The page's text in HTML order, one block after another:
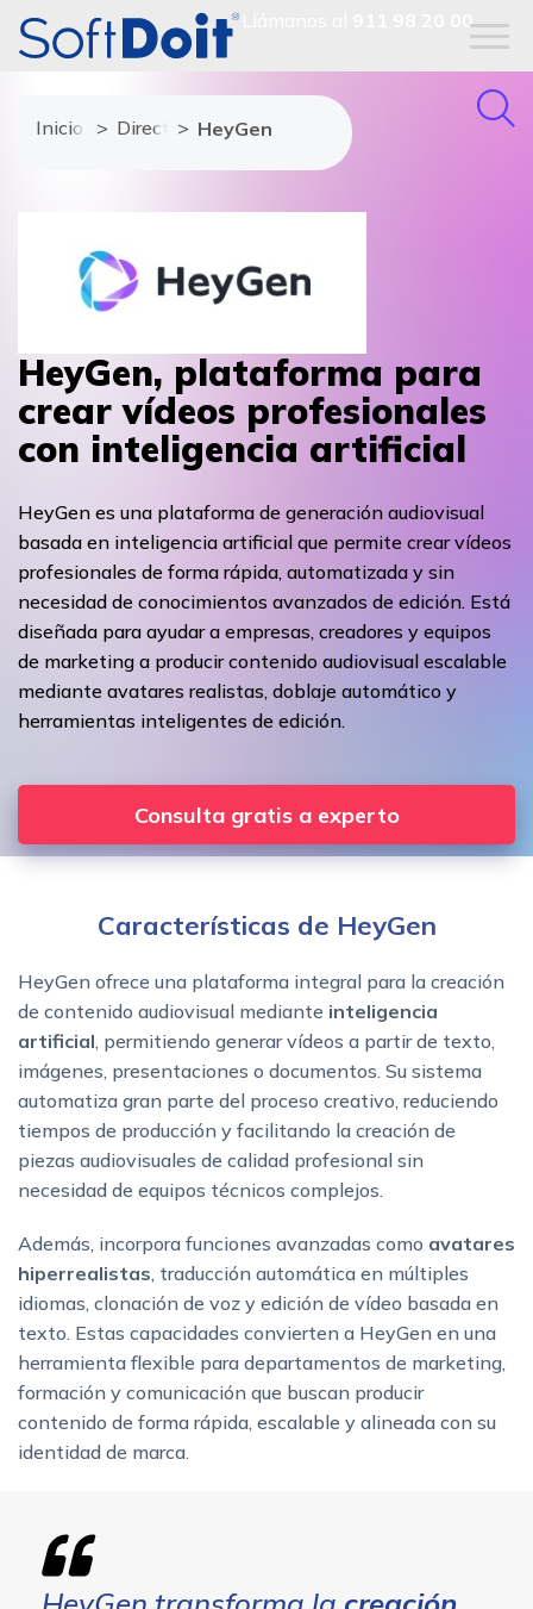
911 98 20 00
Inicio Directorio de proveedores
HeyGen
HeyGen, plataforma para
crear vídeos profesionales
con inteligencia artificial
HeyGen es una plataforma de generación audiovisual
basada en inteligencia artificial que permite crear vídeos
profesionales de forma rápida, automatizada y sin
necesidad de conocimientos avanzados de edición. Está
diseñada para ayudar a empresas, creadores y equipos
de marketing a producir contenido audiovisual escalable
mediante avatares realistas, doblaje automático y
herramientas inteligentes de edición.
Consulta gratis a experto
Características de HeyGen
HeyGen ofrece una plataforma integral para la creación
de contenido audiovisual mediante inteligencia
artificial , permitiendo generar vídeos a partir de texto,
imágenes, presentaciones o documentos. Su sistema
automatiza gran parte del proceso creativo, reduciendo
tiempos de producción y facilitando la creación de
piezas audiovisuales de calidad profesional sin
necesidad de equipos técnicos complejos.
Además, incorpora funciones avanzadas como avatares
hiperrealistas , traducción automática en múltiples
idiomas, clonación de voz y edición de vídeo basada en
texto. Estas capacidades convierten a HeyGen en una
herramienta flexible para departamentos de marketing,
formación y comunicación que buscan producir
contenido de forma rápida, escalable y alineada con su
identidad de marca.